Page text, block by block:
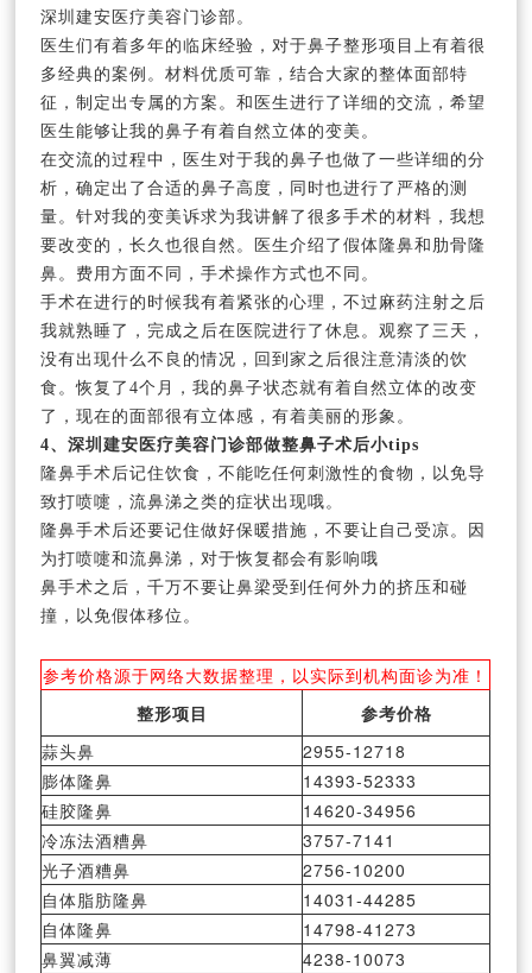
深圳建安医疗美容门诊部。
医生们有着多年的临床经验，对于鼻子整形项目上有着很
多经典的案例。材料优质可靠，结合大家的整体面部特
征，制定出专属的方案。和医生进行了详细的交流，希望
医生能够让我的鼻子有着自然立体的变美。
在交流的过程中，医生对于我的鼻子也做了一些详细的分
析，确定出了合适的鼻子高度，同时也进行了严格的测
量。针对我的变美诉求为我讲解了很多手术的材料，我想
要改变的，长久也很自然。医生介绍了假体隆鼻和肋骨隆
鼻。费用方面不同，手术操作方式也不同。
手术在进行的时候我有着紧张的心理，不过麻药注射之后
我就熟睡了，完成之后在医院进行了休息。观察了三天，
没有出现什么不良的情况，回到家之后很注意清淡的饮
食。恢复了4个月，我的鼻子状态就有着自然立体的改变
了，现在的面部很有立体感，有着美丽的形象。
4、深圳建安医疗美容门诊部做整鼻子术后小tips
隆鼻手术后记住饮食，不能吃任何刺激性的食物，以免导
致打喷嚏，流鼻涕之类的症状出现哦。
隆鼻手术后还要记住做好保暖措施，不要让自己受凉。因
为打喷嚏和流鼻涕，对于恢复都会有影响哦
鼻手术之后，千万不要让鼻梁受到任何外力的挤压和碰
撞，以免假体移位。
参考价格源于网络大数据整理，以实际到机构面诊为准！
整形项目
参考价格
蒜头鼻
2955-12718
膨体隆鼻
14393-52333
硅胶隆鼻
14620-34956
冷冻法酒糟鼻
3757-7141
光子酒糟鼻
2756-10200
自体脂肪隆鼻
14031-44285
自体隆鼻
14798-41273
鼻翼减薄
4238-10073